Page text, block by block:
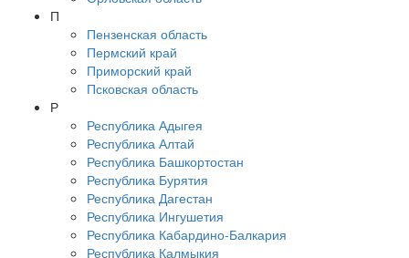
П
Пензенская область
Пермский край
Приморский край
Псковская область
Р
Республика Адыгея
Республика Алтай
Республика Башкортостан
Республика Бурятия
Республика Дагестан
Республика Ингушетия
Республика Кабардино-Балкария
Республика Калмыкия